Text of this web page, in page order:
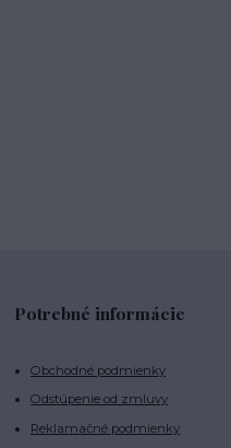
Potrebné informácie
Obchodné podmienky
Odstúpenie od zmluvy
Reklamačné podmienky